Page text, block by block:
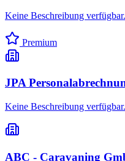
Keine Beschreibung verfügbar.
Premium
JPA
Keine Beschreibung verfügbar.
ABC - Caravaning